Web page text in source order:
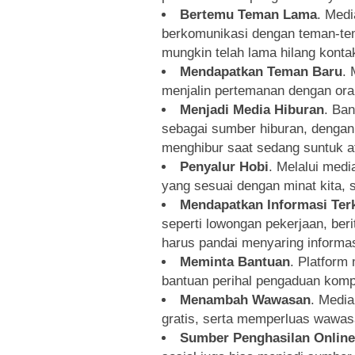
Bertemu Teman Lama.
berkomunikasi dengan teman-
mungkin telah lama hilang
Mendapatkan Teman Baru.
menjalin pertemanan dengan
Menjadi Media Hiburan.
sebagai sumber hiburan,
menghibur saat sedang suntuk
Penyalur Hobi. Melalui
yang sesuai dengan minat kita,
Mendapatkan Informasi
seperti lowongan pekerjaan,
harus pandai menyaring
Meminta Bantuan. Platform
bantuan perihal pengaduan
Menambah Wawasan.
gratis, serta memperluas
Sumber Penghasilan Online